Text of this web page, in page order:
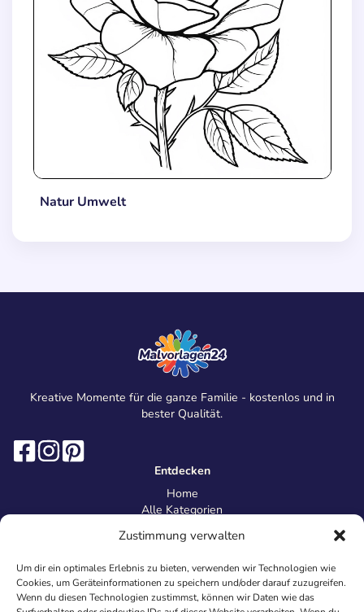
Zustimmung verwalten
Um dir ein optimales Erlebnis zu bieten, verwenden wir Technologien wie
Cookies, um Geräteinformationen zu speichern und/oder darauf zuzugreifen.
Wenn du diesen Technologien zustimmst, können wir Daten wie das
Natur Umwelt
Kreative Momente für die ganze Familie - kostenlos und in
bester Qualität.
Entdecken
Home
Alle Kategorien
Information
Über uns
Kontakt
Inhaltsrichtlinien